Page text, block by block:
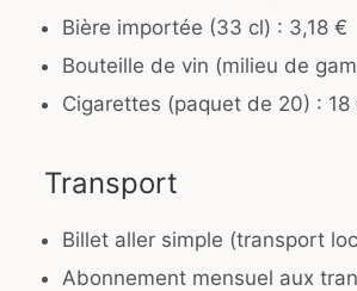
Bière importée (33 cl) : 3,18 €
Bouteille de vin (milieu de
Cigarettes (paquet de 20) : 18
Transport
Billet aller simple (transport
Abonnement mensuel aux